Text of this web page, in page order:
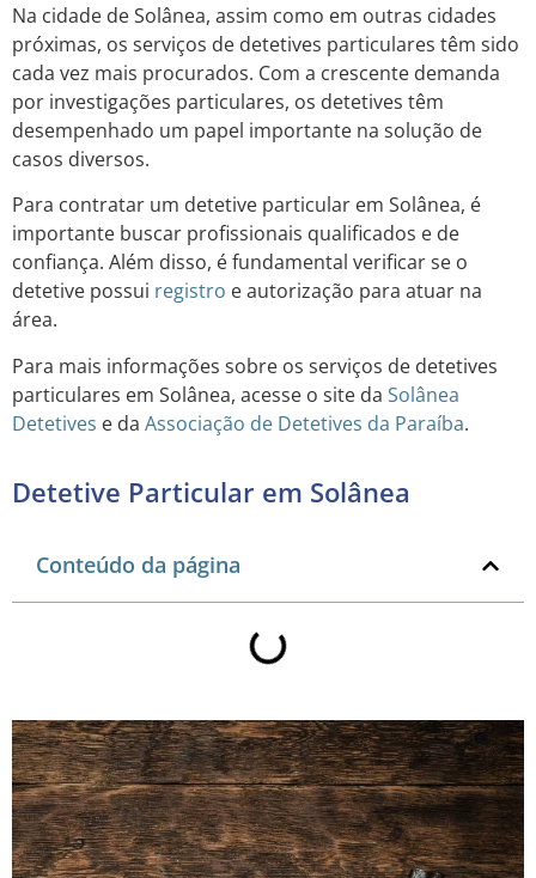
Na cidade de Solânea, assim como em outras cidades
próximas, os serviços de detetives particulares têm sido
cada vez mais procurados. Com a crescente demanda
por investigações particulares, os detetives têm
desempenhado um papel importante na solução de
casos diversos.
Para contratar um detetive particular em Solânea, é
importante buscar profissionais qualificados e de
confiança. Além disso, é fundamental verificar se o
detetive possui registro e autorização para atuar na
área.
Para mais informações sobre os serviços de detetives
particulares em Solânea, acesse o site da Solânea
Detetives e da Associação de Detetives da Paraíba.
Detetive Particular em Solânea
Conteúdo da página